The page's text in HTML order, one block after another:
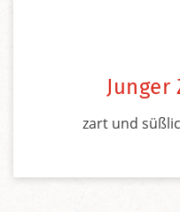
Junger
zart und